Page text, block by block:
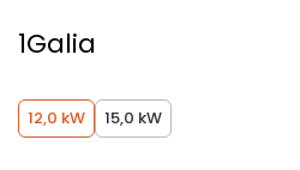
1Galia
12,0 kW 15,0 kW